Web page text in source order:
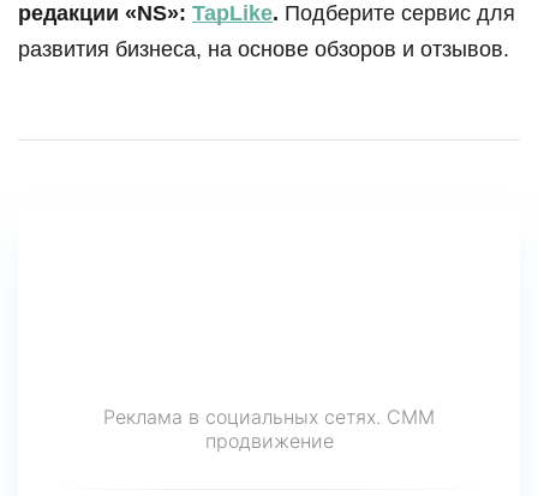
редакции «NS»: TapLike. Подберите сервис для
развития бизнеса, на основе обзоров и отзывов.
Реклама в социальных сетях. СММ
продвижение